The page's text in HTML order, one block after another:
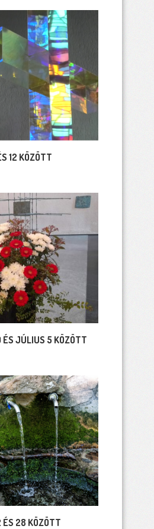
12 KÖZÖTT
JÚLIUS 5 KÖZÖTT
28 KÖZÖTT